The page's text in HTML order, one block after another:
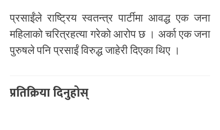
प्रसाईंले राष्ट्रिय स्वतन्त्र पार्टीमा आवद्ध एक जना
महिलाको चरित्रहत्या गरेको आरोप छ । अर्का एक जना
पुरुषले पनि प्रसाईं विरुद्ध जाहेरी दिएका थिए ।
प्रतिक्रिया दिनुहोस्